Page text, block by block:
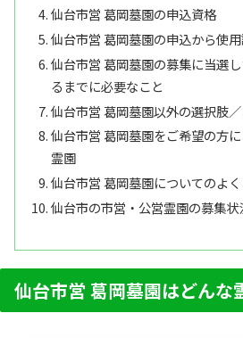
仙台市営 葛岡墓園の申込資格
仙台市営 葛岡墓園の申込から使
仙台市営 葛岡墓園の募集に当選
るまでに必要なこと
仙台市営 葛岡墓園以外の選択肢
仙台市営 葛岡墓園をご希望の方
霊園
仙台市営 葛岡墓園についてのよ
仙台市の市営・公営霊園の募集状
仙台市営 葛岡墓園はどんな